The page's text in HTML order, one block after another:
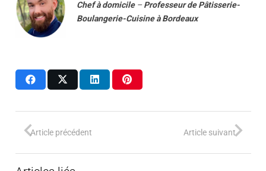
Chef à domicile–Professeur de Pâtisserie-
Boulangerie-Cuisine à Bordeaux
Article précédent Article suivant